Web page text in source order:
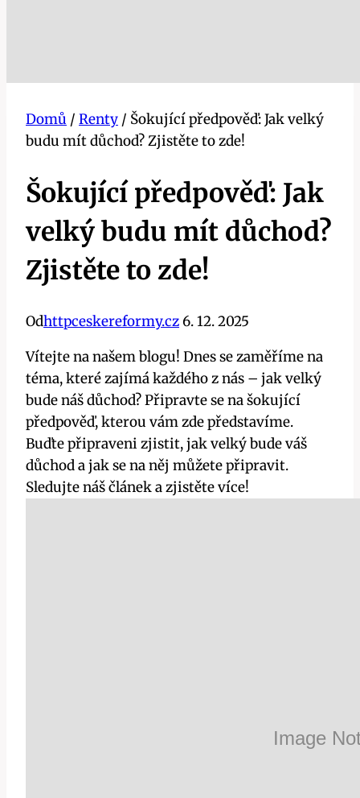
Domů / Renty / Šokující předpověď: Jak velký
budu mít důchod? Zjistěte to zde!
Šokující předpověď: Jak
velký budu mít důchod?
Zjistěte to zde!
Odhttpceskereformy.cz 6. 12. 2025
Vítejte na našem blogu! Dnes se zaměříme na
téma, které zajímá každého z nás – jak velký
bude náš důchod? Připravte se na šokující
předpověď, kterou vám zde představíme.
Buďte připraveni zjistit, jak velký bude váš
důchod a jak se na něj můžete připravit.
Sledujte náš článek a zjistěte více!